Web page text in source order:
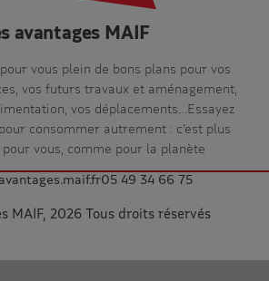
avantages MAIF
vous plein de bons plans pour vos
vos futurs travaux et aménagement,
vos déplacements…Essayez
consommer autrement : c’est plus
pour vous, comme pour la planète
05 49 34 66 75
MAIF, 2026 Tous droits réservés